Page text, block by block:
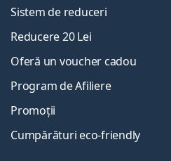
Sistem de reduceri
Reducere 20 Lei
Oferă un voucher cadou
Program de Afiliere
Promoții
Cumpărături eco-friendly